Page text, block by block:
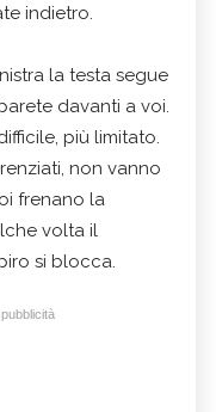
indietro.
la testa segue
davanti a voi.
più limitato.
non vanno
frenano la
volta il
si blocca.